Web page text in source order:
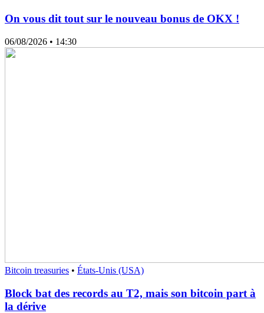
On vous dit tout sur le nouveau bonus de OKX !
06/08/2026 • 14:30
Bitcoin treasuries • États-Unis (USA)
Block bat des records au T2, mais son bitcoin part à
la dérive